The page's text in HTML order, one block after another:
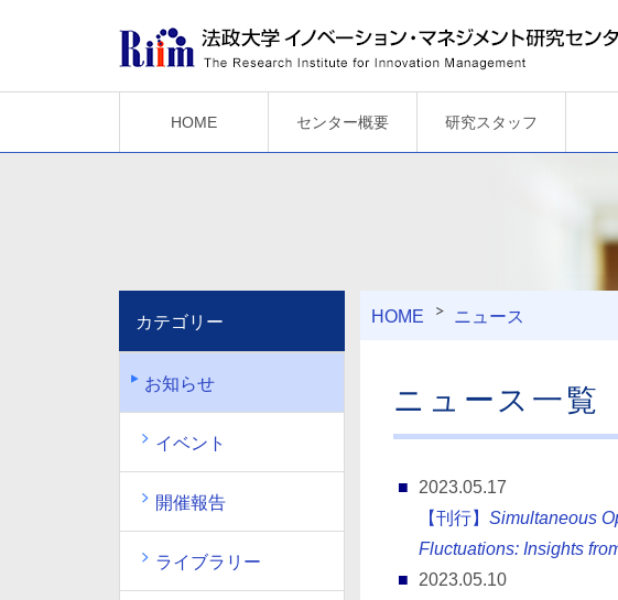
HOME センター概要 研究スタッフ
HOME ニュース
ニュース一覧
2023.05.17
【刊行】 Simultaneous
Fluctuations: Insights
2023.05.10
カテゴリー
お知らせ
イベント
開催報告
ライブラリー